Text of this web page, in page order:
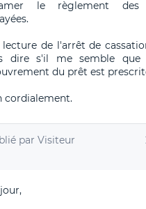
le règlement des
lecture de l'arrêt de
dire s'il me semble que
du prêt est
cordialement.
par Visiteur